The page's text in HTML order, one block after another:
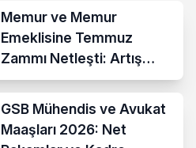
Memur ve Memur
Emeklisine Temmuz
Zammı Netleşti: Artış
Yüzde 13,52 Oldu
GSB Mühendis ve Avukat
Maaşları 2026: Net